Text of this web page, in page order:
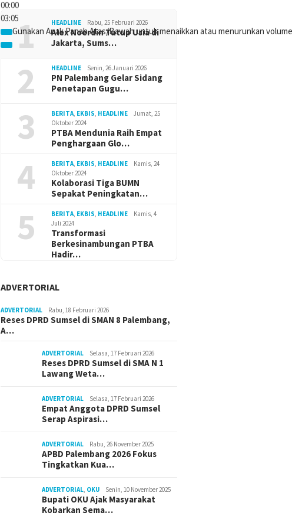
00:00
03:05
Gunakan Anak Panah Atas/Bawah untuk menaikkan atau menurunkan
1 HEADLINE Rabu, 25 Februari 2026
Alex Noerdin Tutup Usia di
Jakarta, Sums…
2 HEADLINE Senin, 26 Januari 2026
PN Palembang Gelar Sidang
Penetapan Gugu…
3 BERITA EKBIS HEADLINE
Jumat, 25
Oktober 2024
PTBA Mendunia Raih Empat
Penghargaan Glo…
4 BERITA EKBIS HEADLINE
Kamis, 24
Oktober 2024
Kolaborasi Tiga BUMN
Sepakat Peningkatan…
5 BERITA EKBIS HEADLINE
Kamis, 4
Juli 2024
Transformasi
Berkesinambungan PTBA
Hadir…
ADVERTORIAL
ADVERTORIAL Rabu, 18 Februari 2026
Reses DPRD Sumsel di SMAN 8 Palembang,
A…
ADVERTORIAL Selasa, 17 Februari 2026
Reses DPRD Sumsel di SMA N 1
Lawang Weta…
ADVERTORIAL Selasa, 17 Februari 2026
Empat Anggota DPRD Sumsel
Serap Aspirasi…
ADVERTORIAL Rabu, 26 November 2025
APBD Palembang 2026 Fokus
Tingkatkan Kua…
ADVERTORIAL OKU Senin, 10 November 2025
Bupati OKU Ajak Masyarakat
Kobarkan Sema…